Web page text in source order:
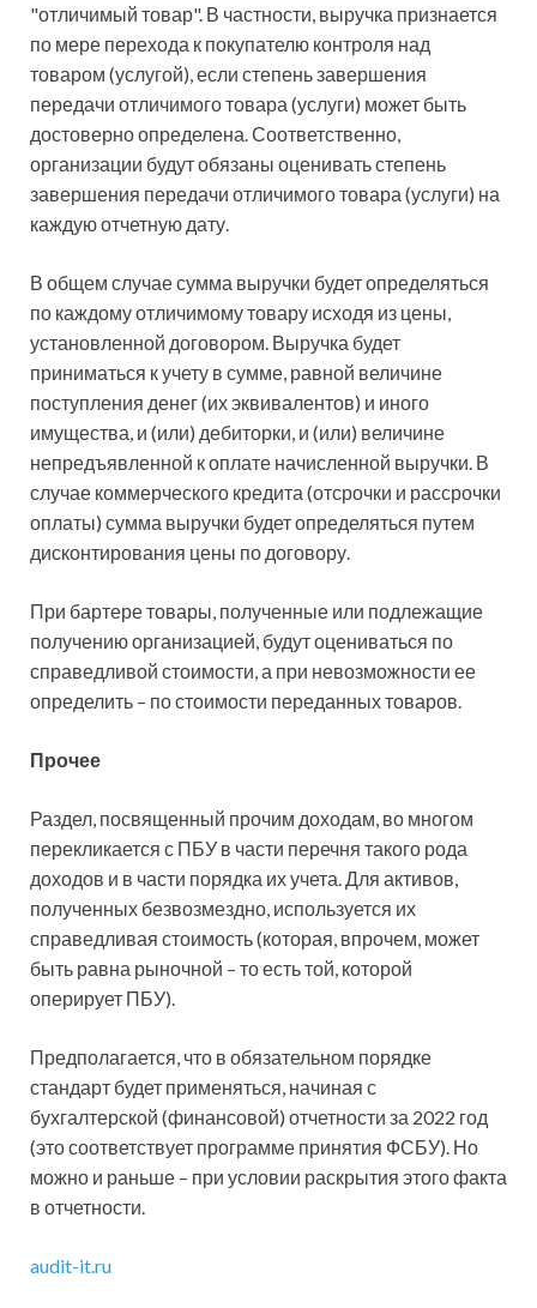
"отличимый товар". В частности, выручка признается
по мере перехода к покупателю контроля над
товаром (услугой), если степень завершения
передачи отличимого товара (услуги) может быть
достоверно определена. Соответственно,
организации будут обязаны оценивать степень
завершения передачи отличимого товара (услуги) на
каждую отчетную дату.
В общем случае сумма выручки будет определяться
по каждому отличимому товару исходя из цены,
установленной договором. Выручка будет
приниматься к учету в сумме, равной величине
поступления денег (их эквивалентов) и иного
имущества, и (или) дебиторки, и (или) величине
непредъявленной к оплате начисленной выручки. В
случае коммерческого кредита (отсрочки и рассрочки
оплаты) сумма выручки будет определяться путем
дисконтирования цены по договору.
При бартере товары, полученные или подлежащие
получению организацией, будут оцениваться по
справедливой стоимости, а при невозможности ее
определить – по стоимости переданных товаров.
Прочее
Раздел, посвященный прочим доходам, во многом
перекликается с ПБУ в части перечня такого рода
доходов и в части порядка их учета. Для активов,
полученных безвозмездно, используется их
справедливая стоимость (которая, впрочем, может
быть равна рыночной – то есть той, которой
оперирует ПБУ).
Предполагается, что в обязательном порядке
стандарт будет применяться, начиная с
бухгалтерской (финансовой) отчетности за 2022 год
(это соответствует программе принятия ФСБУ). Но
можно и раньше – при условии раскрытия этого факта
в отчетности.
audit-it.ru